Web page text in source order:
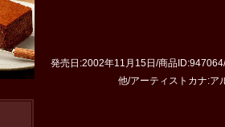
発売日:2002年11月15日/商品
他/アーティストカナ:ア